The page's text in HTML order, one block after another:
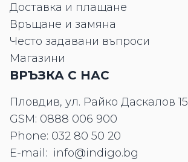
Доставка и плащане
Връщане и замяна
Често задавани въпроси
Магазини
ВРЪЗКА С НАС
Пловдив, ул. Райко Даскалов 15
GSM: 0888 006 900
Phone: 032 80 50 20
E-mail: info@indigo.bg